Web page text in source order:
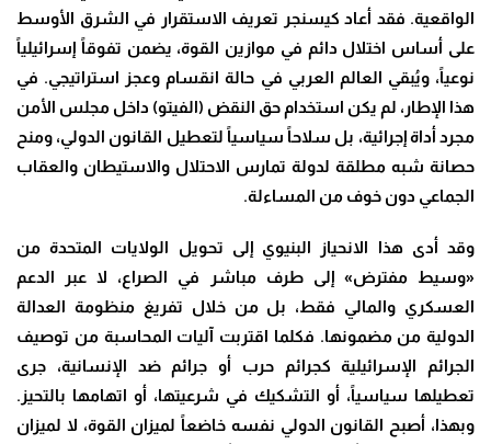
الواقعية. فقد أعاد كيسنجر تعريف الاستقرار في الشرق الأوسط
على أساس اختلال دائم في موازين القوة، يضمن تفوقاً إسرائيلياً
نوعياً، ويُبقي العالم العربي في حالة انقسام وعجز استراتيجي. في
هذا الإطار، لم يكن استخدام حق النقض (الفيتو) داخل مجلس الأمن
مجرد أداة إجرائية، بل سلاحاً سياسياً لتعطيل القانون الدولي، ومنح
حصانة شبه مطلقة لدولة تمارس الاحتلال والاستيطان والعقاب
الجماعي دون خوف من المساءلة.
وقد أدى هذا الانحياز البنيوي إلى تحويل الولايات المتحدة من
«وسيط مفترض» إلى طرف مباشر في الصراع، لا عبر الدعم
العسكري والمالي فقط، بل من خلال تفريغ منظومة العدالة
الدولية من مضمونها. فكلما اقتربت آليات المحاسبة من توصيف
الجرائم الإسرائيلية كجرائم حرب أو جرائم ضد الإنسانية، جرى
تعطيلها سياسياً، أو التشكيك في شرعيتها، أو اتهامها بالتحيز.
وبهذا، أصبح القانون الدولي نفسه خاضعاً لميزان القوة، لا لميزان